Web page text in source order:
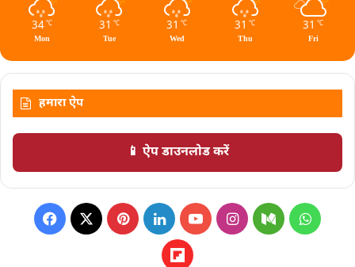
34 ℃
Mon
31 ℃
Tue
31 ℃
Wed
31 ℃
Thu
31 ℃
Fri
हमारा ऐप
📱 ऐप डाउनलोड करें